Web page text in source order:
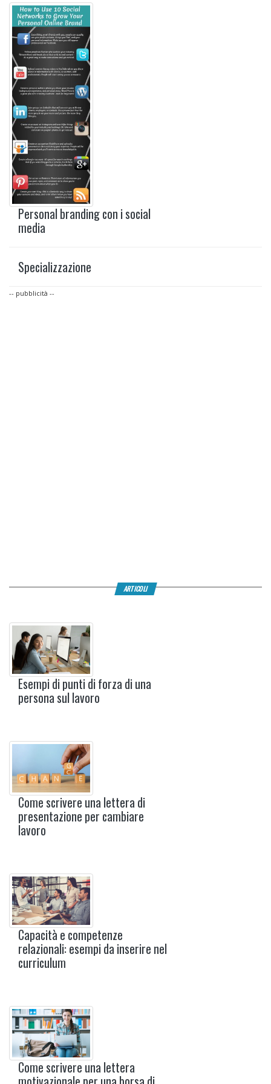
Personal branding con i social
media
Specializzazione
-- pubblicità --
ARTICOLI
Esempi di punti di forza di una
persona sul lavoro
Come scrivere una lettera di
presentazione per cambiare
lavoro
Capacità e competenze
relazionali: esempi da inserire nel
curriculum
Come scrivere una lettera